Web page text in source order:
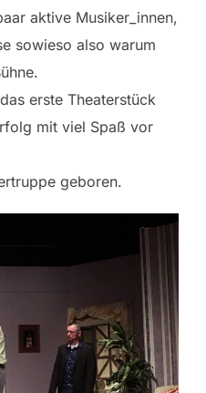
aktive Musiker_innen,
sowieso also warum
erste Theaterstück
mit viel Spaß vor
geboren.